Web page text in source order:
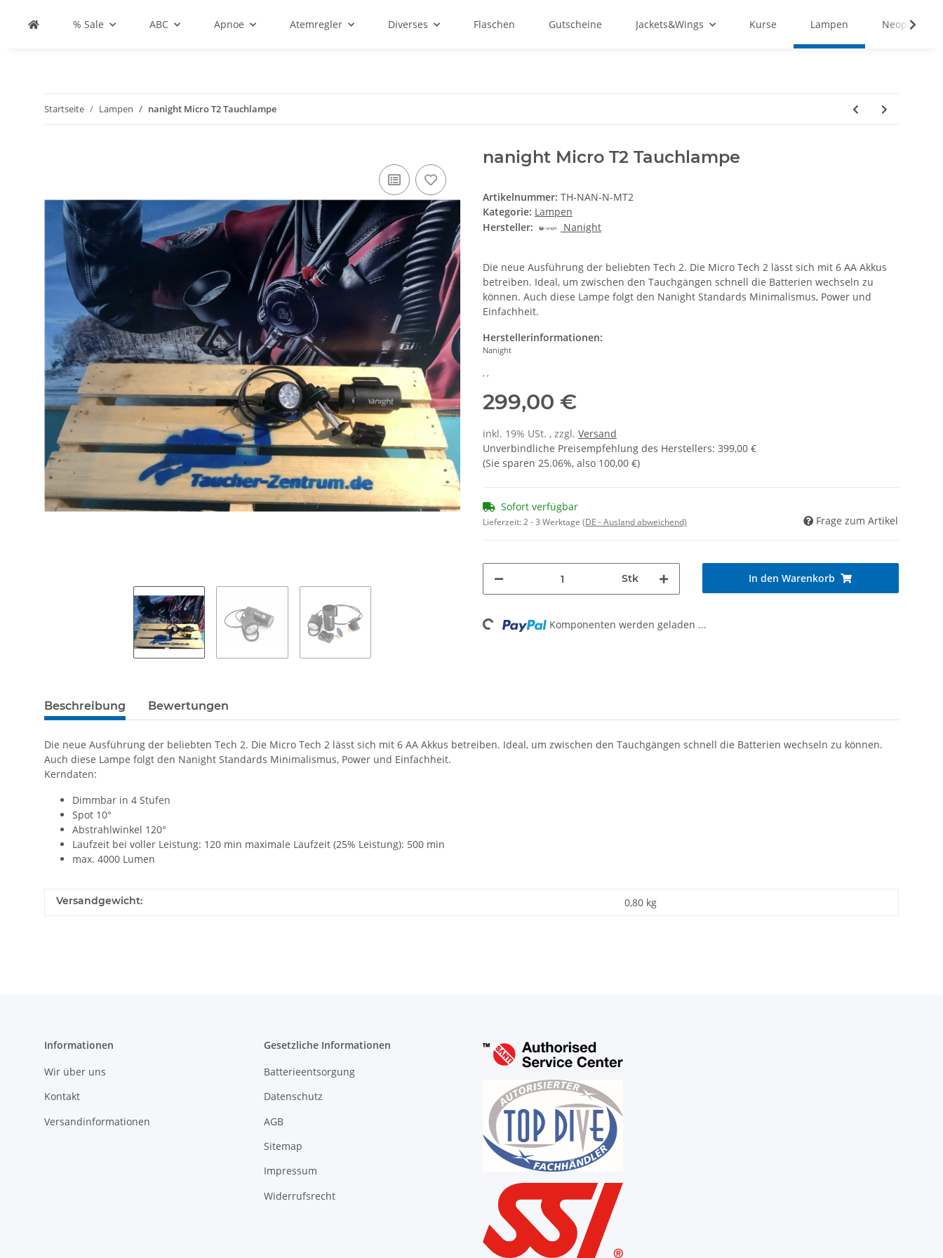
% Sale ABC Apnoe Atemregler Diverses Flaschen Gutscheine Jackets&Wings Kurse Lampen
Startseite Lampen nanight Micro T2 Tauchlampe
nanight Micro T2 Tauchlampe
Artikelnummer: TH-NAN-N-MT2
Kategorie: Lampen
Hersteller:
Nanight
Die neue Ausführung der beliebten Tech 2. Die Micro Tech 2 lässt sich mit 6 AA Akkus
betreiben. Ideal, um zwischen den Tauchgängen schnell die Batterien wechseln zu
können. Auch diese Lampe folgt den Nanight Standards Minimalismus, Power und
Einfachheit.
Herstellerinformationen:
Nanight
, ,
299,00 €
inkl. 19% USt. , zzgl. Versand
Unverbindliche Preisempfehlung des Herstellers: 399,00 €
(Sie sparen 25.06%, also 100,00 €)
Sofort verfügbar
Lieferzeit:2 - 3 Werktage (DE - Ausland abweichend) Frage zum Artikel
Stk In den Warenkorb
Loading... Komponenten werden geladen ...
Beschreibung Bewertungen
Die neue Ausführung der beliebten Tech 2. Die Micro Tech 2 lässt sich mit 6 AA Akkus betreiben. Ideal, um zwischen den Tauchgängen schnell die Batterien wechseln zu können.
Auch diese Lampe folgt den Nanight Standards Minimalismus, Power und Einfachheit.
Kerndaten:
Dimmbar in 4 Stufen
Spot 10°
Abstrahlwinkel 120°
Laufzeit bei voller Leistung: 120 min maximale Laufzeit (25% Leistung): 500 min
max. 4000 Lumen
Versandgewicht: 0,80 kg
Informationen
Wir über uns
Kontakt
Versandinformationen
Gesetzliche Informationen
Batterieentsorgung
Datenschutz
AGB
Sitemap
Impressum
Widerrufsrecht